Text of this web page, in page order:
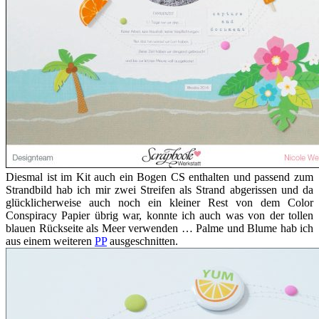
Diesmal ist im Kit auch ein Bogen CS enthalten und passend zum
Strandbild hab ich mir zwei Streifen als Strand abgerissen und da
glücklicherweise auch noch ein kleiner Rest von dem Color
Conspiracy Papier übrig war, konnte ich auch was von der tollen
blauen Rückseite als Meer verwenden … Palme und Blume hab ich
aus einem weiteren PPausgeschnitten.